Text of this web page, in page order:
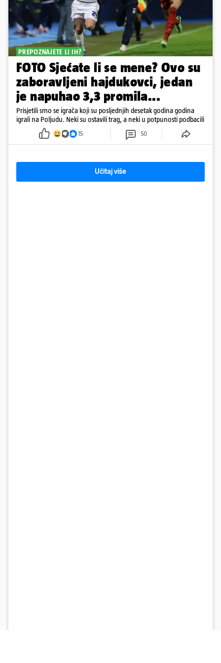
PREPOZNAJETE LI IH?
FOTO Sjećate li se mene? Ovo su
zaboravljeni hajdukovci, jedan
je napuhao 3,3 promila...
Prisjetili smo se igrača koji su posljednjih desetak godina godina
igrali na Poljudu. Neki su ostavili trag, a neki u potpunosti podbacili
15 50
Učitaj više